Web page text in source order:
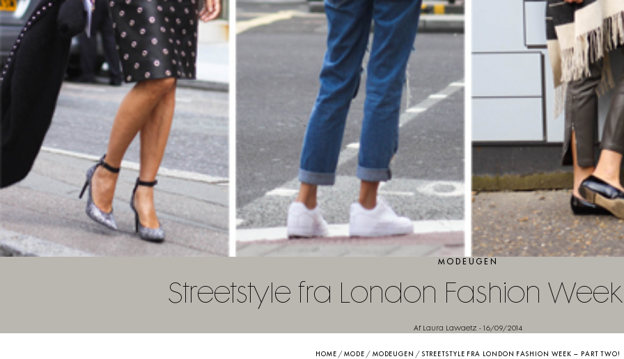
MODEUGEN
Streetstyle fra London Fashion
Af Laura Lawaetz- 16/09/2014
HOME /MODE / MODEUGEN / STREETSTYLE FRA LONDON FASHION WEEK – PART TWO!